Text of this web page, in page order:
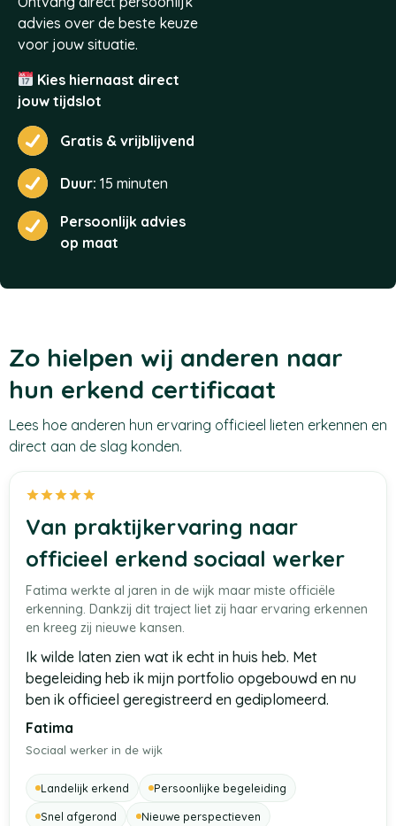
advies over de beste keuze
voor jouw situatie.
Kies hiernaast direct
jouw tijdslot
Gratis & vrijblijvend
Duur: 15 minuten
Persoonlijk advies
op maat
Zo hielpen wij anderen naar
hun erkend certificaat
Lees hoe anderen hun ervaring officieel lieten erkennen en
direct aan de slag konden.
Van praktijkervaring naar
officieel erkend sociaal werker
Fatima werkte al jaren in de wijk maar miste officiële
erkenning. Dankzij dit traject liet zij haar ervaring erkennen
en kreeg zij nieuwe kansen.
Ik wilde laten zien wat ik echt in huis heb. Met
begeleiding heb ik mijn portfolio opgebouwd en nu
ben ik officieel geregistreerd en gediplomeerd.
Fatima
Sociaal werker in de wijk
Landelijk erkend
Persoonlijke begeleiding
Snel afgerond
Nieuwe perspectieven